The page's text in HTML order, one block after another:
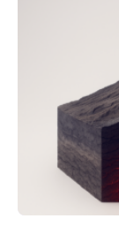
einer
Röntgenquelle
diese Partikel
könnten,
Richtung als
über den